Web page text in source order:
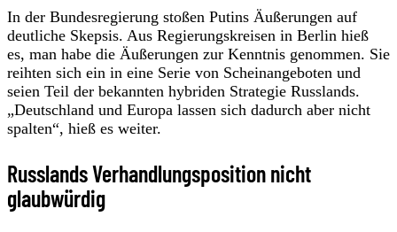
In der Bundesregierung stoßen Putins Äußerungen auf
deutliche Skepsis. Aus Regierungskreisen in Berlin hieß
es, man habe die Äußerungen zur Kenntnis genommen. Sie
reihten sich ein in eine Serie von Scheinangeboten und
seien Teil der bekannten hybriden Strategie Russlands.
„Deutschland und Europa lassen sich dadurch aber nicht
spalten“, hieß es weiter.
Russlands Verhandlungsposition nicht
glaubwürdig